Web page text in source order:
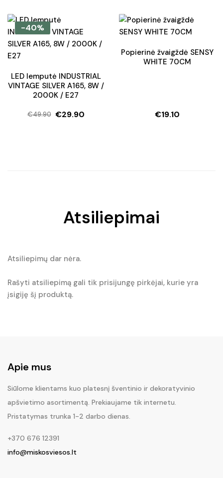
-40%
LED lemputė INDUSTRIAL
VINTAGE SILVER A165, 8W /
2000K / E27
€49.90
Original
€29.90
Current
Popierinė žvaigždė SENSY
WHITE 70CM
€19.10
Atsiliepimai
Atsiliepimų dar nėra.
Rašyti atsiliepimą gali tik prisijungę pirkėjai, kurie yra
įsigiję šį produktą.
Apie mus
Siūlome klientams kuo platesnį šventinio ir dekoratyvinio
apšvietimo asortimentą. Prekiaujame tik internetu.
Pristatymas trunka 1-2 darbo dienas.
+370 676 12391
info@miskosviesos.lt